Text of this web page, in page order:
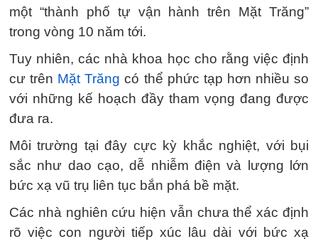
một “thành phố tự vận hành trên Mặt Trăng”
trong vòng 10 năm tới.
Tuy nhiên, các nhà khoa học cho rằng việc định
cư trên Mặt Trăng có thể phức tạp hơn nhiều so
với những kế hoạch đầy tham vọng đang được
đưa ra.
Môi trường tại đây cực kỳ khắc nghiệt, với bụi
sắc như dao cạo, dễ nhiễm điện và lượng lớn
bức xạ vũ trụ liên tục bắn phá bề mặt.
Các nhà nghiên cứu hiện vẫn chưa thể xác định
rõ việc con người tiếp xúc lâu dài với bức xạ